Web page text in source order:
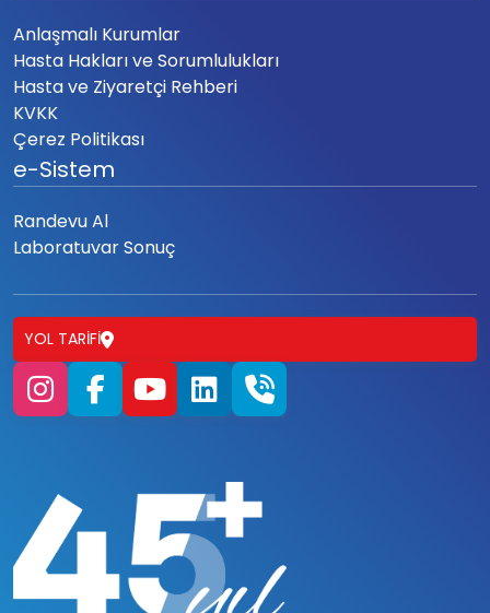
Anlaşmalı Kurumlar
Hasta Hakları ve Sorumlulukları
Hasta ve Ziyaretçi Rehberi
KVKK
Çerez Politikası
e-Sistem
Randevu Al
Laboratuvar Sonuç
YOL TARIFI